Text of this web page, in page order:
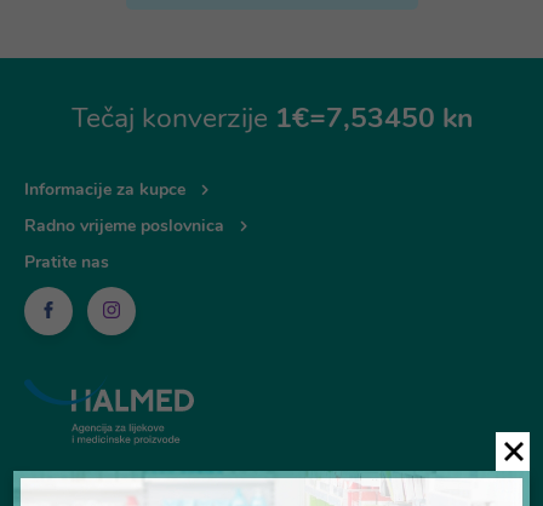
Tečaj konverzije 1€=7,53450 kn
Informacije za kupce
Radno vrijeme poslovnica
Pratite nas